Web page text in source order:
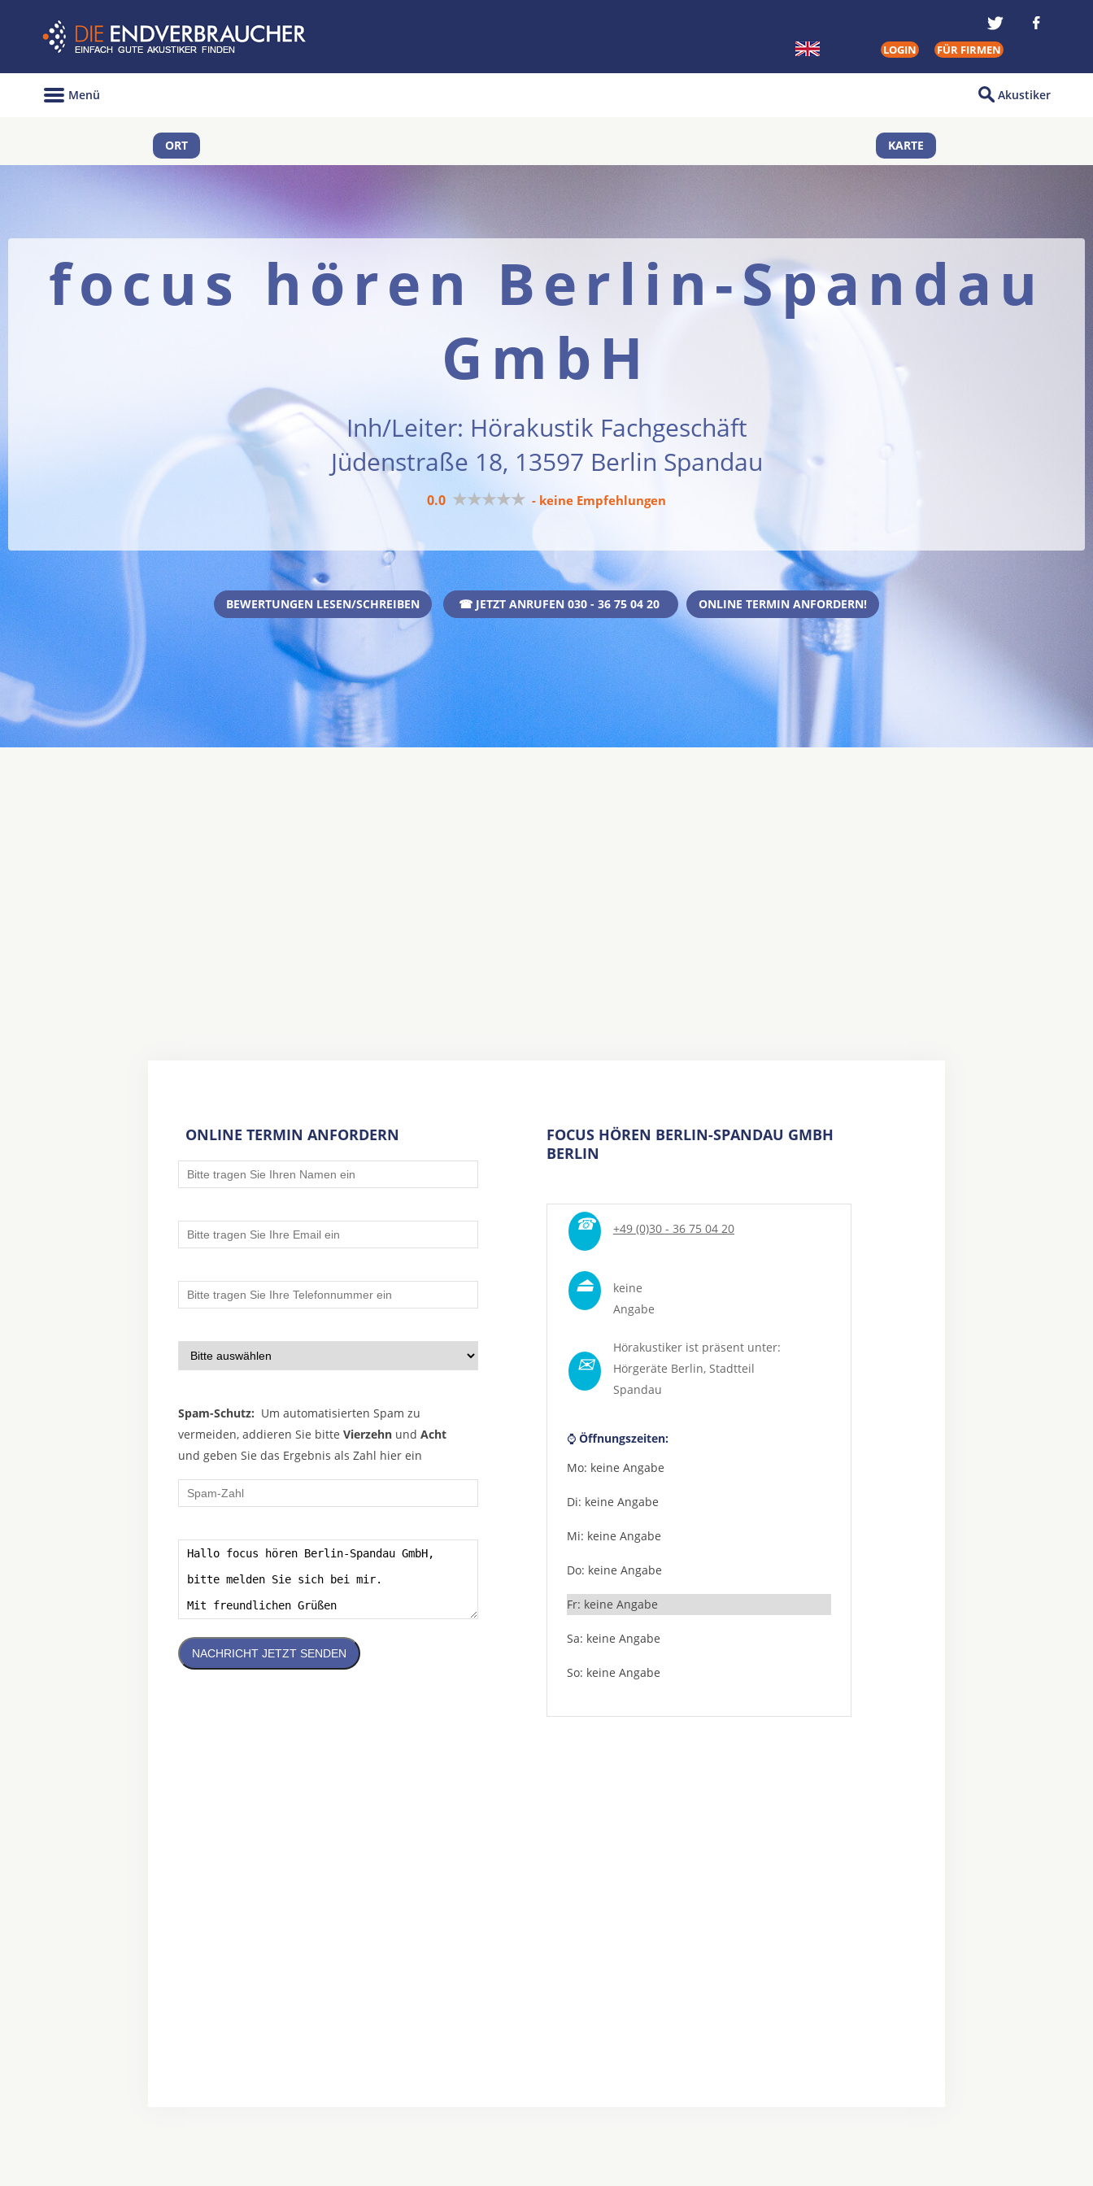
LOGIN FÜR FIRMEN
Akustiker
Menü
ORT KARTE
focus hören Berlin-Spandau
GmbH
Inh/Leiter: Hörakustik Fachgeschäft
Jüdenstraße 18, 13597 Berlin Spandau
0.0 ★★★★★ - keine Empfehlungen
BEWERTUNGEN LESEN/SCHREIBEN ☎ JETZT ANRUFEN 030 - 36 75 04 20 ONLINE TERMIN ANFORDERN!
ONLINE TERMIN ANFORDERN
Spam-Schutz: Um automatisierten Spam zu
vermeiden, addieren Sie bitte Vierzehn und Acht
und geben Sie das Ergebnis als Zahl hier ein
NACHRICHT JETZT SENDEN
FOCUS HÖREN BERLIN-SPANDAU GMBH
BERLIN
☎ +49 (0)30 - 36 75 04 20
⏏
keine
Angabe
✉
Hörakustiker ist präsent unter:
Hörgeräte Berlin, Stadtteil
Spandau
⌚ Öffnungszeiten:
Mo: keine Angabe
Di: keine Angabe
Mi: keine Angabe
Do: keine Angabe
Fr: keine Angabe
Sa: keine Angabe
So: keine Angabe